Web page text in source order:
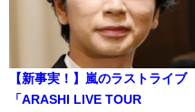
【新事実！】嵐のラストライブ
「ARASHI LIVE TOUR